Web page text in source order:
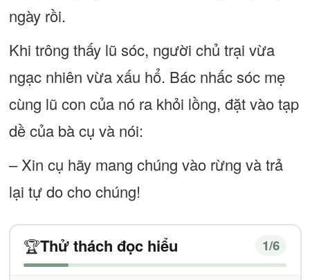
ngày rồi.
Khi trông thấy lũ sóc, người chủ trại vừa
ngạc nhiên vừa xấu hổ. Bác nhấc sóc mẹ
cùng lũ con của nó ra khỏi lồng, đặt vào tạp
dề của bà cụ và nói:
– Xin cụ hãy mang chúng vào rừng và trả
lại tự do cho chúng!
🏆Thử thách đọc hiểu 1/6